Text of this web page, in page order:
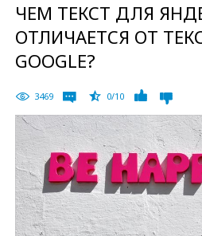
ЧЕМ ТЕКСТ ДЛЯ
ОТЛИЧАЕТСЯ ОТ
GOOGLE?
3469 0/10